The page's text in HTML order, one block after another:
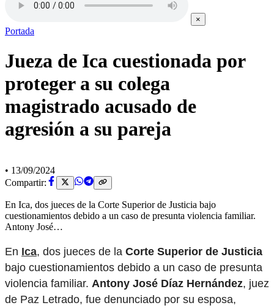
×
Portada
Jueza de Ica cuestionada por
proteger a su colega
magistrado acusado de
agresión a su pareja
• 13/09/2024
Compartir:
En Ica, dos jueces de la Corte Superior de Justicia bajo
cuestionamientos debido a un caso de presunta violencia familiar.
Antony José…
En Ica, dos jueces de la Corte Superior de Justicia
bajo cuestionamientos debido a un caso de presunta
violencia familiar. Antony José Díaz Hernández, juez
de Paz Letrado, fue denunciado por su esposa,